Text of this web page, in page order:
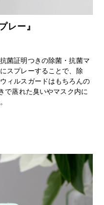
レー 』
菌証明つきの除菌・抗菌マ
スプレーすることで、除
ィルスガードはもちろんの
で蒸れた臭いやマスク内に